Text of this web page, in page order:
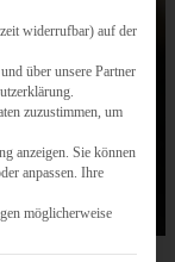
widerrufbar) auf der
über unsere Partner
zuzustimmen, um
anzeigen. Sie können
anpassen. Ihre
möglicherweise